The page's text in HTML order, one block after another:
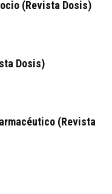
(Revista Dosis)
Dosis)
(Revista